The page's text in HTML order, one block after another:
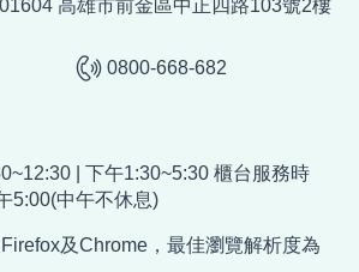
高雄市前金區中正四路103號2樓
0800-668-682
| 下午1:30~5:30 櫃台服務時
5:00(中午不休息)
及Chrome，最佳瀏覽解析度為